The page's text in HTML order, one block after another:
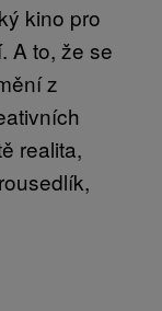
kino pro
A to, že se
z
realita,